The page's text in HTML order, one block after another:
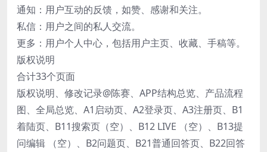
通知：用户互动的反馈，如赞、感谢和关注。
私信：用户之间的私人交流。
更多：用户个人中心，包括用户主页、收藏、手稿等。
版权说明
合计33个页面
版权说明、修改记录@陈赛、APP结构总览、产品流程
图、全局总览、A1启动页、A2登录页、A3注册页、B1
着陆页、B11搜索页（空）、B12 LIVE （空）、B13提
问编辑 （空）、B2问题页、B21普通回答页、B22回答